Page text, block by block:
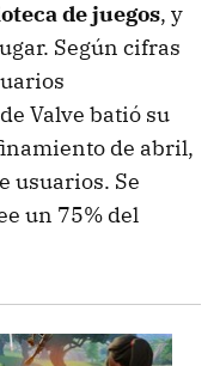
de juegos, y
Según cifras
Valve batió su
de abril,
usuarios. Se
un 75% del